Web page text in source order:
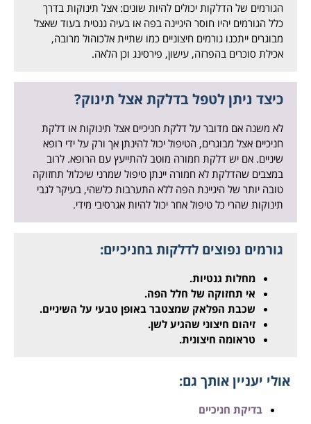
הגורמים של הדלקות יכולים להיות שונים: אצל תינוקות בדרך
כלל הגורמים יהיו חוסר היגיינה בפה או בעיה גנטית בעוד שאצל
מבוגרים ייתכנו גורמים חיצוניים כמו שתיית אלכוהול מרובה,
אכילת סוכרים בהפרזה, עישון, פירסינג וכן הלאה.
כיצד ניתן לטפל בדלקת אצל תינוק?
לא משנה אם מדובר על דלקת חניכיים אצל תינוקות או דלקת
חניכיים אצל מבוגרים, הטיפול יכול להינתן אך ורק על ידי רופא
שיניים. אם יש דלקת חמורה מוטב להתייעץ עם הרופא. לרוב
במצבים שהדלקת לא חמורה יינתן טיפול שמרני שיכלול תחזוקה
טובה יותר של היגיינת הפה ללא התערבות כלשהי, בעיקר לגבי
תינוקות שהרי כל טיפול אחר יכול להיות אגרסיבי מידי.
גורמים נפוצים לדלקות בחניכיים:
מחלות גנטיות.
אי תחזוקה של חלל הפה.
שכבת הפלאק שמצטבר באופן טבעי על השיניים.
זיהום חיצוני שהגיע לשן.
טראומה חיצונית.
אולי יעניין אותך גם:
בדיקת חניכיים